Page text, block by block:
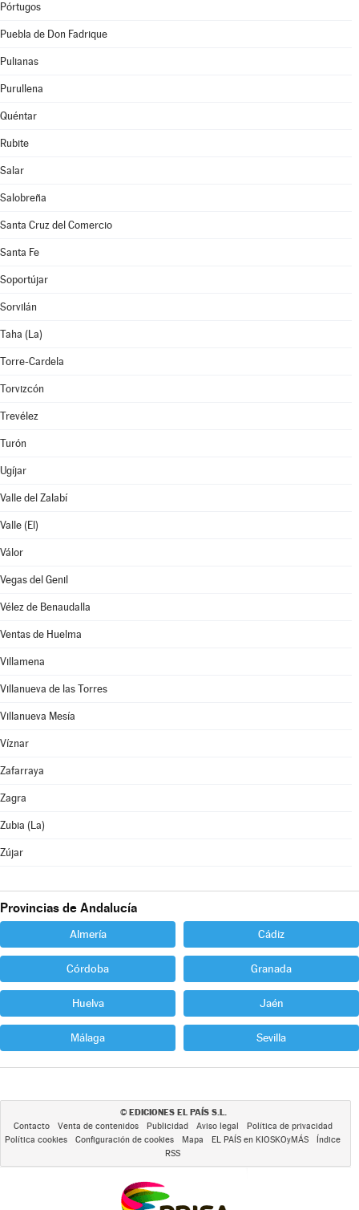
Pórtugos
Puebla de Don Fadrique
Pulianas
Purullena
Quéntar
Rubite
Salar
Salobreña
Santa Cruz del Comercio
Santa Fe
Soportújar
Sorvilán
Taha (La)
Torre-Cardela
Torvizcón
Trevélez
Turón
Ugíjar
Valle del Zalabí
Valle (El)
Válor
Vegas del Genil
Vélez de Benaudalla
Ventas de Huelma
Villamena
Villanueva de las Torres
Villanueva Mesía
Víznar
Zafarraya
Zagra
Zubia (La)
Zújar
Provincias de Andalucía
Almería Cádiz
Córdoba Granada
Huelva Jaén
Málaga Sevilla
© EDICIONES EL PAÍS S.L.
Contacto Venta de contenidos Publicidad Aviso legal
Política de privacidad
Política cookies
Configuración de cookies Mapa EL PAÍS en KIOSKOyMÁS
Índice
RSS